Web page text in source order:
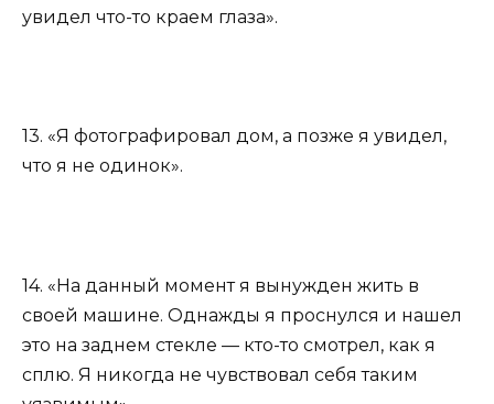
увидел что-то краем глаза».
13. «Я фотографировал дом, а позже я увидел,
что я не одинок».
14. «На данный момент я вынужден жить в
своей машине. Однажды я проснулся и нашел
это на заднем стекле — кто-то смотрел, как я
сплю. Я никогда не чувствовал себя таким